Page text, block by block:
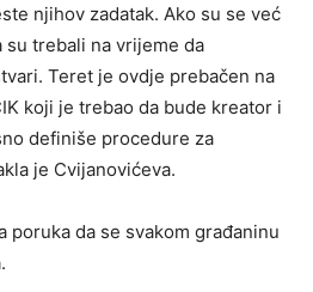
njihov zadatak. Ako su se već
trebali na vrijeme da
Teret je ovdje prebačen na
koji je trebao da bude kreator i
definiše procedure za
je Cvijanovićeva.
poruka da se svakom građaninu